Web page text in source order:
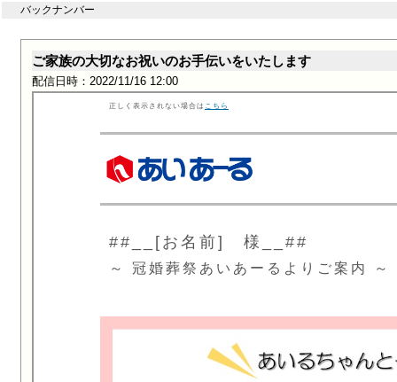
バックナンバー
ご家族の大切なお祝いのお手伝いをいたします
配信日時：2022/11/16 12:00